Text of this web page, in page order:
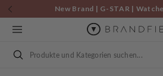
Zum
Inhalt
springen
New Brand | G-STAR |
Suchen